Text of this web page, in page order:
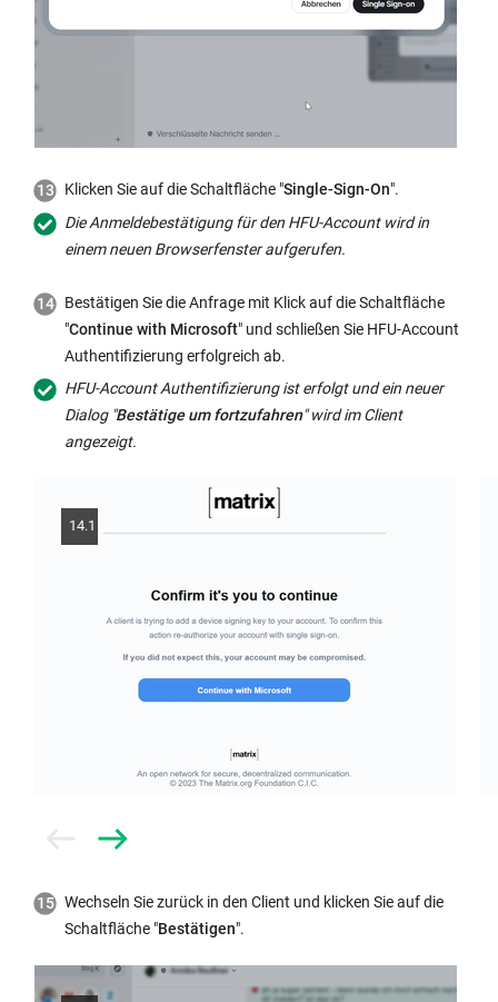
Klicken Sie auf die Schaltfläche "Single-Sign-On".
Die Anmeldebestätigung für den HFU-Account wird in
einem neuen Browserfenster aufgerufen.
Bestätigen Sie die Anfrage mit Klick auf die Schaltfläche
"Continue with Microsoft" und schließen Sie HFU-Account
Authentifizierung erfolgreich ab.
HFU-Account Authentifizierung ist erfolgt und ein neuer
Dialog "Bestätige um fortzufahren" wird im Client
angezeigt.
14.1
Next
Wechseln Sie zurück in den Client und klicken Sie auf die
Schaltfläche "Bestätigen".